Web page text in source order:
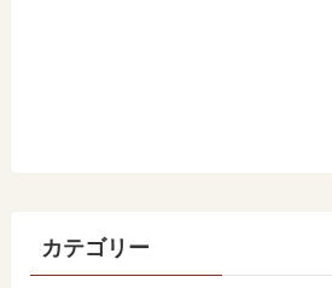
カテゴリー